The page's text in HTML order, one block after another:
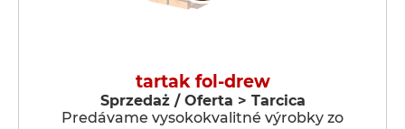
tartak fol-drew
Sprzedaż / Oferta > Tarcica
Predávame vysokokvalitné výrobky zo